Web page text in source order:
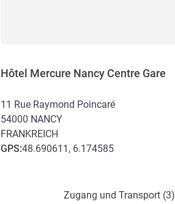
Hôtel Mercure Nancy Centre Gare
11 Rue Raymond Poincaré
54000 NANCY
FRANKREICH
GPS:48.690611, 6.174585
Zugang und Transport (3)